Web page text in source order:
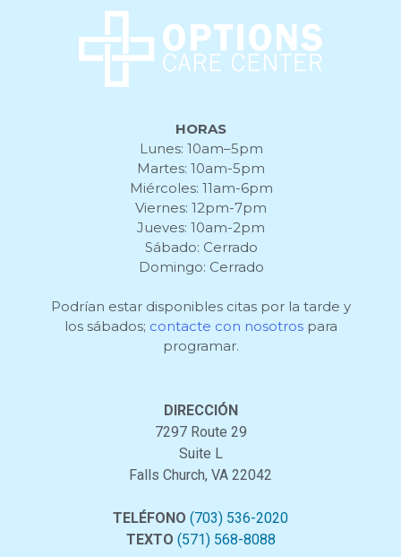
HORAS
Lunes: 10am–5pm
Martes: 10am-5pm
Miércoles: 11am-6pm
Viernes: 12pm-7pm
Jueves: 10am-2pm
Sábado: Cerrado
Domingo: Cerrado
Podrían estar disponibles citas por la tarde y
los sábados; contacte con nosotros para
programar.
DIRECCIÓN
7297 Route 29
Suite L
Falls Church, VA 22042
TELÉFONO (703) 536-2020
TEXTO (571) 568-8088